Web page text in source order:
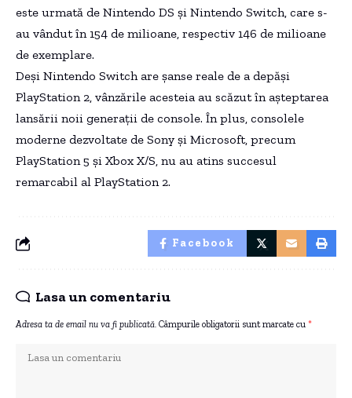
este urmată de Nintendo DS și Nintendo Switch, care s-
au vândut în 154 de milioane, respectiv 146 de milioane
de exemplare.
Deși Nintendo Switch are șanse reale de a depăși
PlayStation 2, vânzările acesteia au scăzut în așteptarea
lansării noii generații de console. În plus, consolele
moderne dezvoltate de Sony și Microsoft, precum
PlayStation 5 și Xbox X/S, nu au atins succesul
remarcabil al PlayStation 2.
Facebook
Lasa un comentariu
Adresa ta de email nu va fi publicată. Câmpurile obligatorii sunt marcate cu *